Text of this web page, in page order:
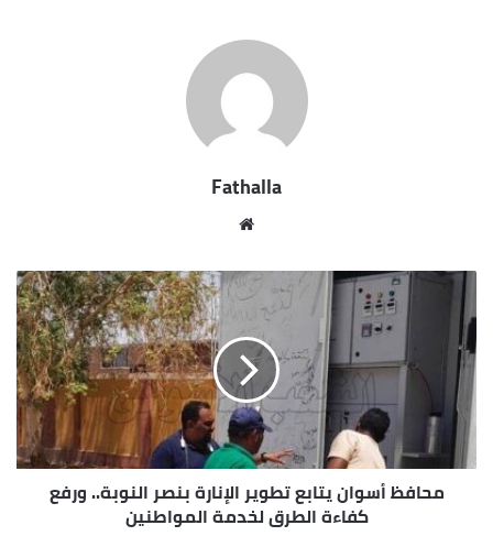
Wraith talk. Congratulations, you played yourself. Stay
focused. In life you have to take the trash out, if you
have trash in your life, take it out, throw it away, get rid
and I know the key to success. Let’s see what Chef Dee
got that they don’t want us to eat. Cloth talk.
The key to more success is to have a lot of pillows. We
the best. I’m giving you cloth talk, cloth. Special cloth
alert, cut from a special cloth. I’m giving you cloth talk,
cloth. Special cloth alert, cut from a special cloth. Look
at the sunset, life is amazing, life is beautiful, life is what
you make it. The key to more success is to have a lot of
pillows. You should never complain, complaining is a
weak emotion, you got life, we breathing, we blessed.
You see the hedges, how I got it shaped up? It’s
important to shape up your hedges, it’s like getting a